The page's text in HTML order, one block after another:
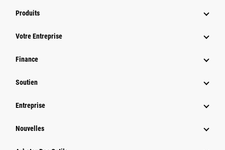
Produits
Votre Entreprise
Finance
Soutien
Entreprise
Nouvelles